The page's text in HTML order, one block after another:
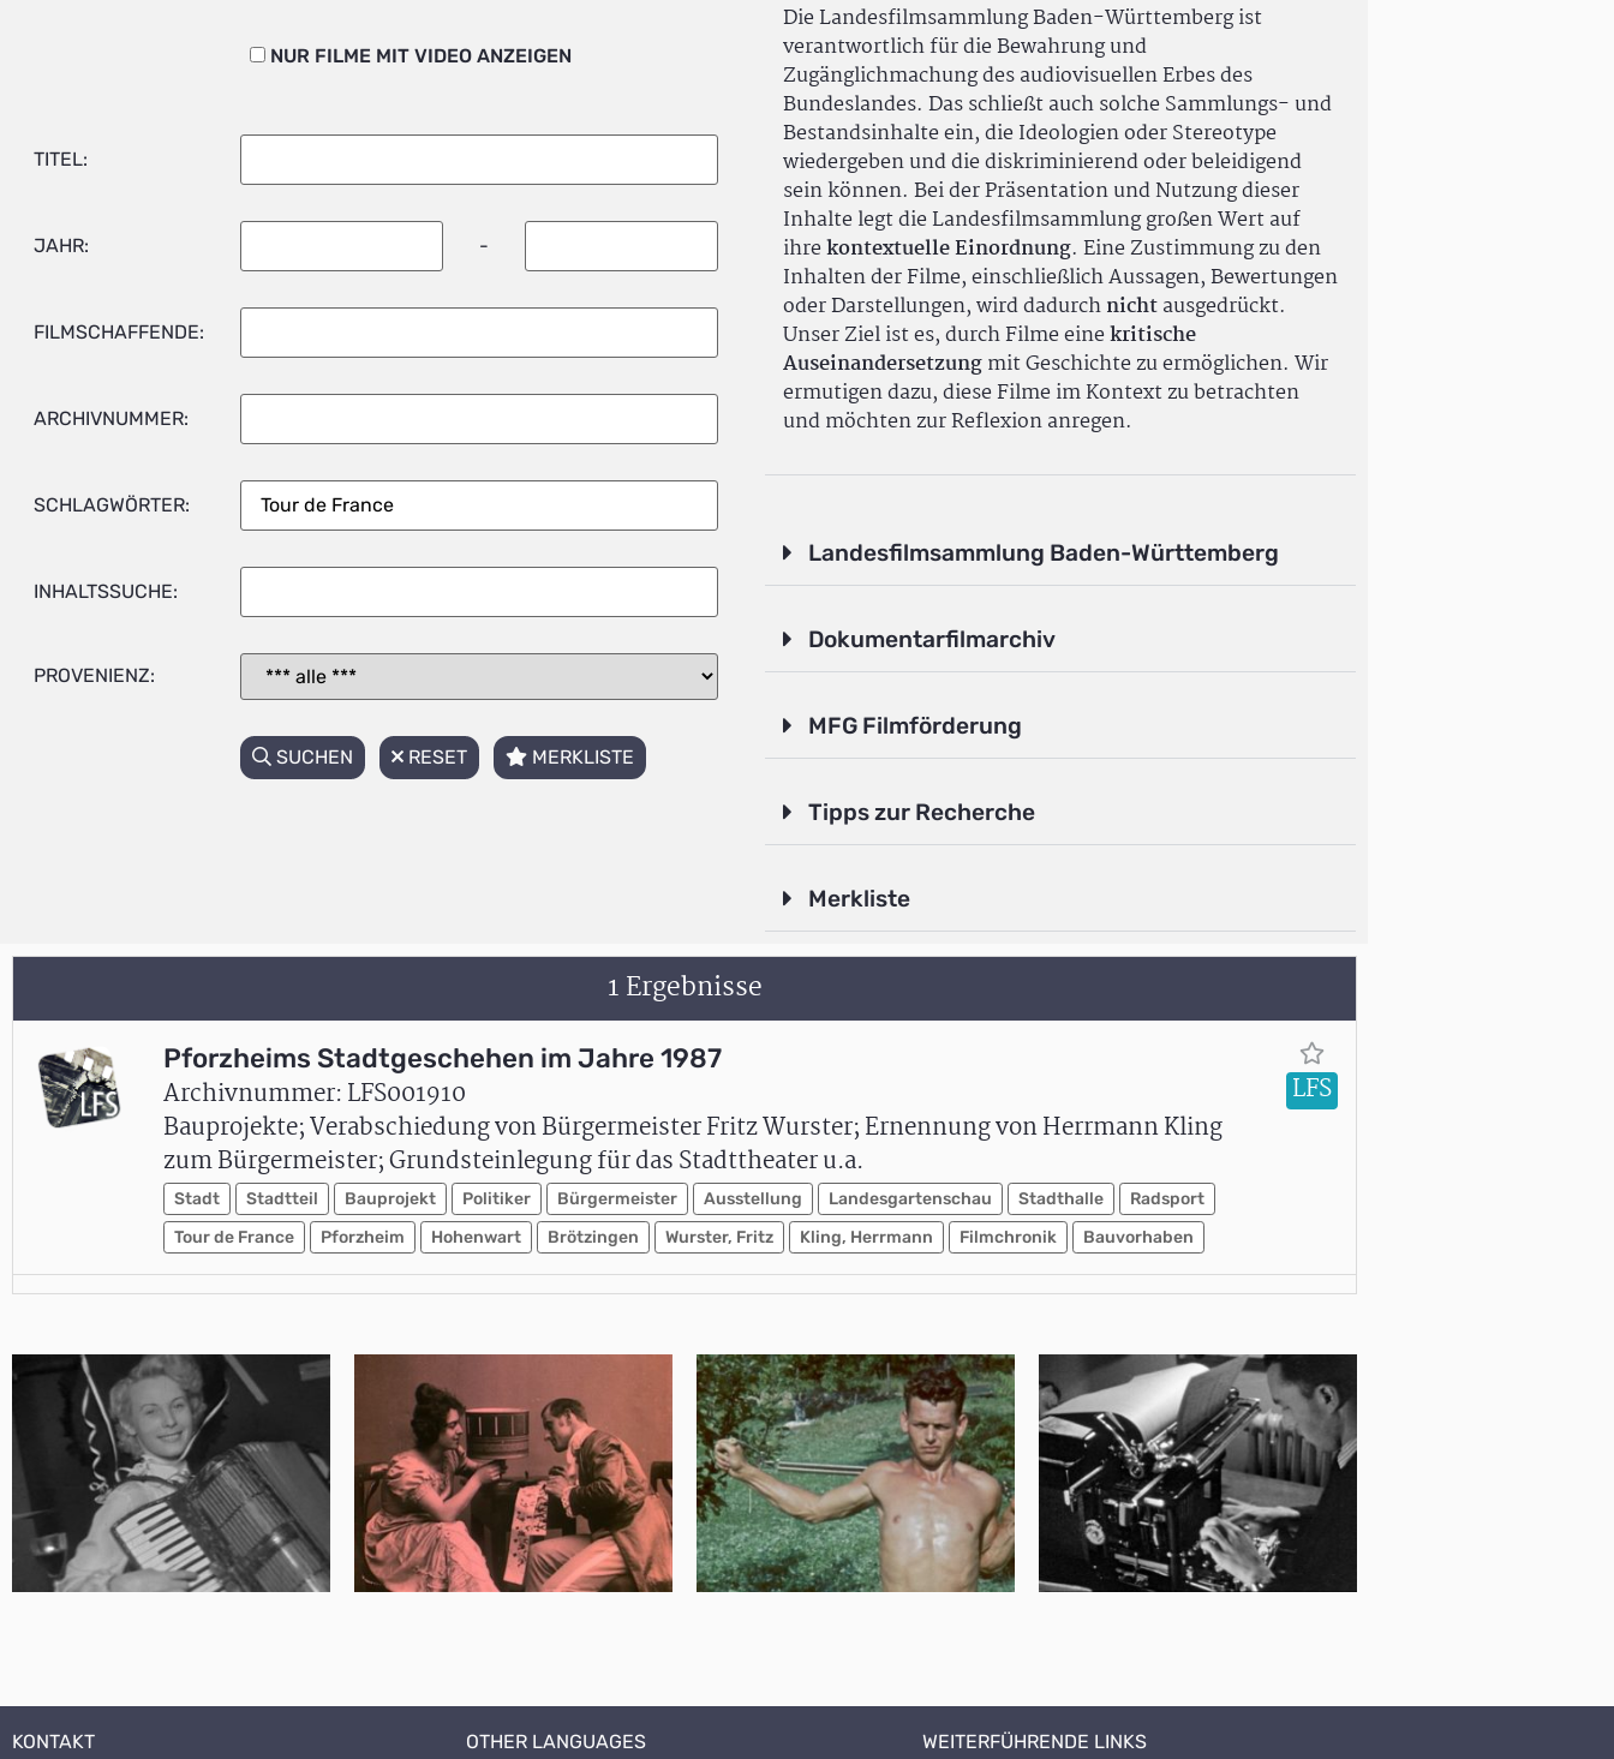
NUR FILME MIT VIDEO ANZEIGEN
TITEL:
JAHR: -
FILMSCHAFFENDE:
ARCHIVNUMMER:
SCHLAGWÖRTER:
INHALTSSUCHE:
PROVENIENZ:
SUCHEN RESET MERKLISTE
Die Landesfilmsammlung Baden-Württemberg ist
verantwortlich für die Bewahrung und
Zugänglichmachung des audiovisuellen Erbes des
Bundeslandes. Das schließt auch solche Sammlungs- und
Bestandsinhalte ein, die Ideologien oder Stereotype
wiedergeben und die diskriminierend oder beleidigend
sein können. Bei der Präsentation und Nutzung dieser
Inhalte legt die Landesfilmsammlung großen Wert auf
ihrekontextuelle Einordnung. Eine Zustimmung zu den
Inhalten der Filme, einschließlich Aussagen, Bewertungen
oder Darstellungen, wird dadurchnichtausgedrückt.
Unser Ziel ist es, durch Filme einekritische
Auseinandersetzungmit Geschichte zu ermöglichen. Wir
ermutigen dazu, diese Filme im Kontext zu betrachten
und möchten zur Reflexion anregen.
Landesfilmsammlung Baden-Württemberg
Dokumentarfilmarchiv
MFG Filmförderung
Tipps zur Recherche
Merkliste
1 Ergebnisse
Pforzheims Stadtgeschehen im Jahre 1987
Archivnummer: LFS001910
Bauprojekte; Verabschiedung von Bürgermeister Fritz Wurster; Ernennung von Herrmann Kling
zum Bürgermeister; Grundsteinlegung für das Stadttheater u.a.
Stadt Stadtteil Bauprojekt Politiker Bürgermeister Ausstellung Landesgartenschau Stadthalle
Radsport
Tour de France
Pforzheim Hohenwart Brötzingen Wurster, Fritz Kling, Herrmann Filmchronik Bauvorhaben
LFS
KONTAKT OTHER LANGUAGES WEITERFÜHRENDE LINKS